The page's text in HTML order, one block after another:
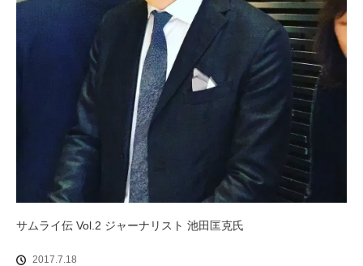
サムライ伝 Vol.2 ジャーナリスト 池田匡克氏
2017.7.18